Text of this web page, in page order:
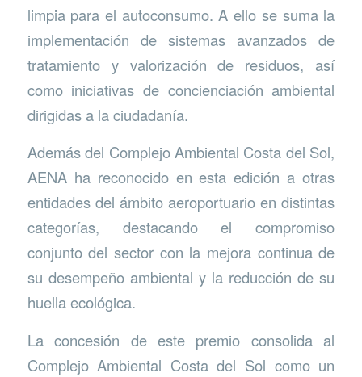
limpia para el autoconsumo. A ello se suma la
implementación de sistemas avanzados de
tratamiento y valorización de residuos, así
como iniciativas de concienciación ambiental
dirigidas a la ciudadanía.
Además del Complejo Ambiental Costa del Sol,
AENA ha reconocido en esta edición a otras
entidades del ámbito aeroportuario en distintas
categorías, destacando el compromiso
conjunto del sector con la mejora continua de
su desempeño ambiental y la reducción de su
huella ecológica.
La concesión de este premio consolida al
Complejo Ambiental Costa del Sol como un